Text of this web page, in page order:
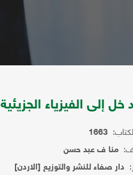
خل إلى الفيزياء الجزيئية
1663
منا ف عبد حسن
دار صفاء للنشر والتوزيع [الاردن]